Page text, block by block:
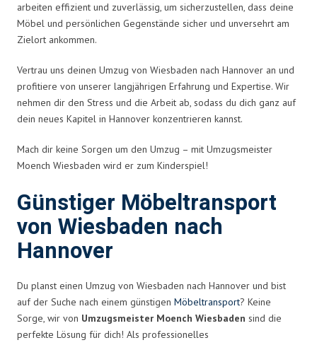
arbeiten effizient und zuverlässig, um sicherzustellen, dass deine
Möbel und persönlichen Gegenstände sicher und unversehrt am
Zielort ankommen.
Vertrau uns deinen Umzug von Wiesbaden nach Hannover an und
profitiere von unserer langjährigen Erfahrung und Expertise. Wir
nehmen dir den Stress und die Arbeit ab, sodass du dich ganz auf
dein neues Kapitel in Hannover konzentrieren kannst.
Mach dir keine Sorgen um den Umzug – mit Umzugsmeister
Moench Wiesbaden wird er zum Kinderspiel!
Günstiger Möbeltransport
von Wiesbaden nach
Hannover
Du planst einen Umzug von Wiesbaden nach Hannover und bist
auf der Suche nach einem günstigen Möbeltransport? Keine
Sorge, wir von Umzugsmeister Moench Wiesbaden sind die
perfekte Lösung für dich! Als professionelles